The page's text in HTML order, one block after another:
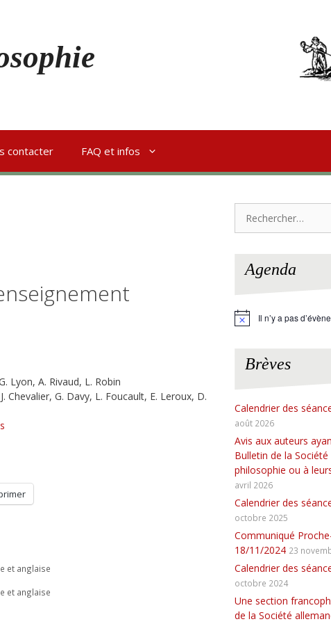
contacter FAQ et infos
Lyon, A. Rivaud, L. Robin
G. Davy, L. Foucault, E. Leroux, D.
et anglaise
et anglaise
Agenda
N
Il n’y a pas
Brèves
Calendrier des
août 2026
Avis aux auteurs
Bulletin de la
philosophie ou à
avril 2026
Calendrier des
octobre 2025
Communiqué
18/11/2024 23
Calendrier des
octobre 2024
Une section
de la Société